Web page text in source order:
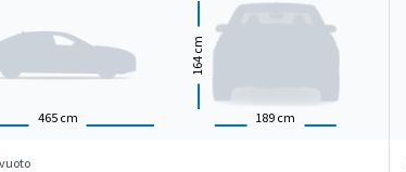
465 cm 189 cm
164
cm